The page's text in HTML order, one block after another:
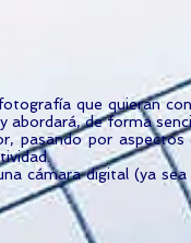
que quieran
de forma
pasando por
cámara digital (ya